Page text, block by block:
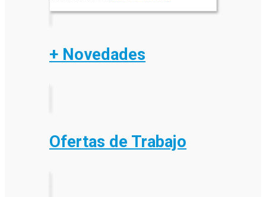
+ Novedades
Ofertas de Trabajo